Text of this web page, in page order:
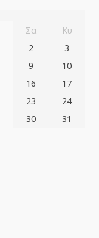
Σα
Κυ
2
3
9
10
16
17
23
24
30 31